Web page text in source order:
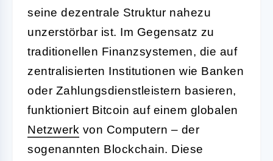
seine dezentrale Struktur nahezu
unzerstörbar ist. Im Gegensatz zu
traditionellen Finanzsystemen, die auf
zentralisierten Institutionen wie Banken
oder Zahlungsdienstleistern basieren,
funktioniert Bitcoin auf einem globalen
Netzwerk von Computern – der
sogenannten Blockchain. Diese